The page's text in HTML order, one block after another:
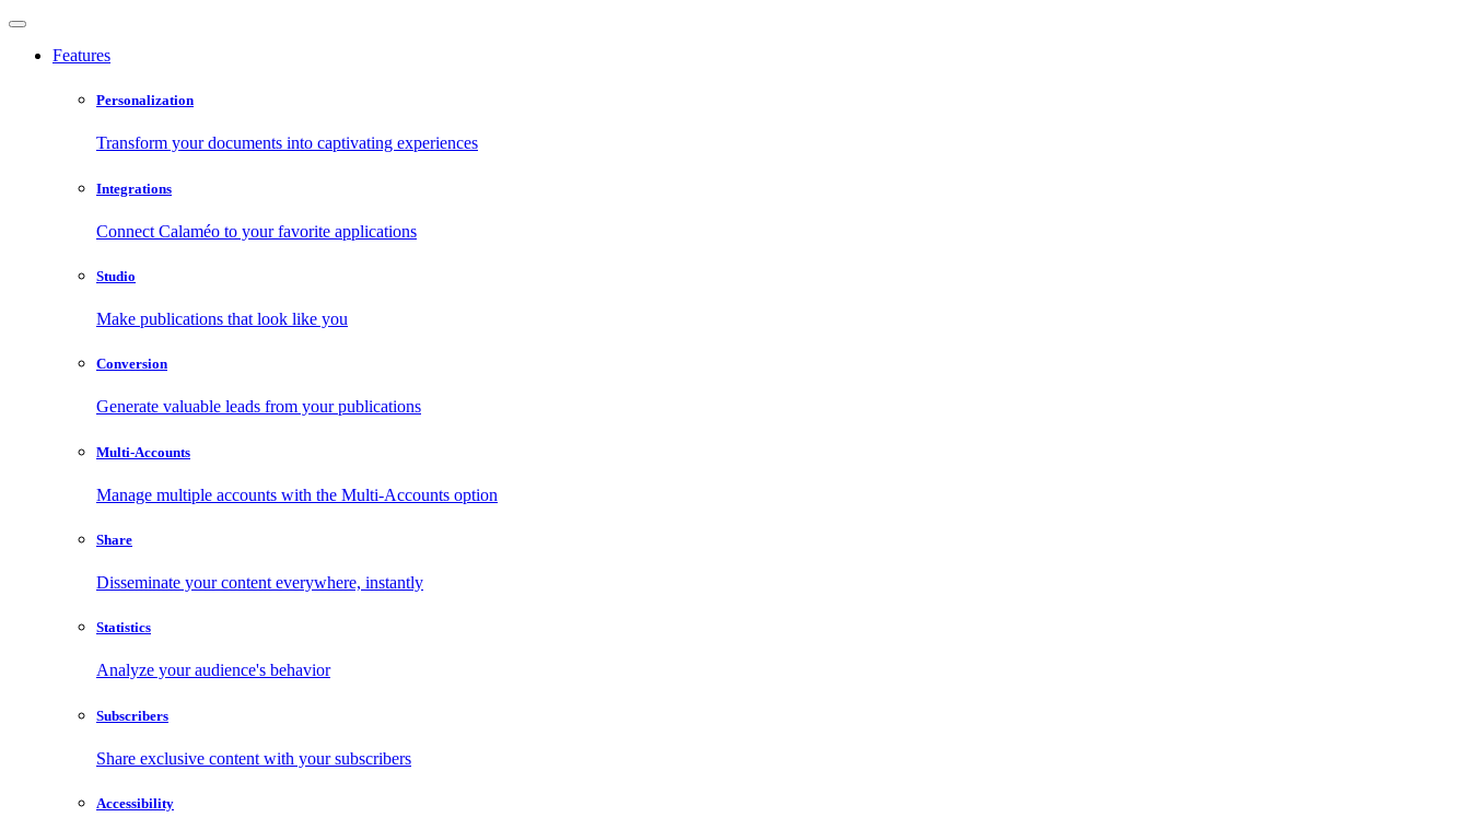
Features
Personalization
Transform your documents into captivating experiences
Integrations
Connect Calaméo to your favorite applications
Studio
Make publications that look like you
Conversion
Generate valuable leads from your publications
Multi-Accounts
Manage multiple accounts with the Multi-Accounts option
Share
Disseminate your content everywhere, instantly
Statistics
Analyze your audience's behavior
Subscribers
Share exclusive content with your subscribers
Accessibility